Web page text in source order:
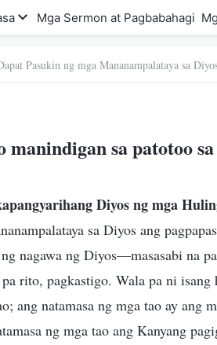
Mga Sermon at Pagbabahagi
Pasukin ng mga Mananampalataya sa
manindigan sa patotoo
Diyos ng mga
sa Diyos ang
nagawa ng Diyos—masasabi na
rito, pagkastigo. Wala pa ni isang
ang natamasa ng mga tao ay ang
ng mga tao ang Kanyang